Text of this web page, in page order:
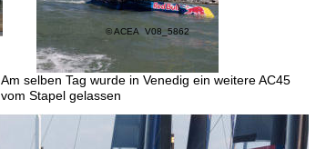
© ACEA  V08_5862
Am selben Tag wurde in Venedig ein weitere AC45
vom Stapel gelassen